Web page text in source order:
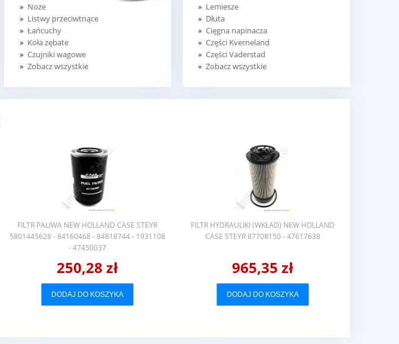
Noże
Listwy przeciwtnące
Łańcuchy
Koła zębate
Czujniki wagowe
Zobacz wszystkie
Lemiesze
Dłuta
Cięgna napinacza
Części Kverneland
Części Vaderstad
Zobacz wszystkie
FILTR PALIWA NEW HOLLAND CASE STEYR
5801445628 - 84160468 - 84818744 - 1931108
- 47450037
250,28 zł
DODAJ DO KOSZYKA
FILTR HYDRAULIKI (WKŁAD) NEW HOLLAND
CASE STEYR 87708150 - 47617638
965,35 zł
DODAJ DO KOSZYKA